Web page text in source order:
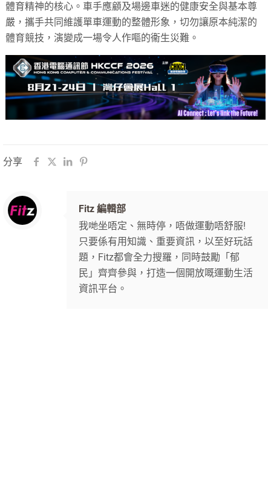
體育精神的核心。車手應顧及場邊車迷的健康安全與基本尊
嚴，攜手共同維護單車運動的整體形象，切勿讓原本純潔的
體育競技，演變成一場令人作嘔的衞生災難。
分享
Fitz 編輯部
我哋坐唔定、無時停，唔做運動唔舒服!
只要係有用知識、重要資訊，以至好玩話
題，Fitz都會全力搜羅，同時鼓勵「郁
民」齊齊參與，打造一個開放嘅運動生活
資訊平台。